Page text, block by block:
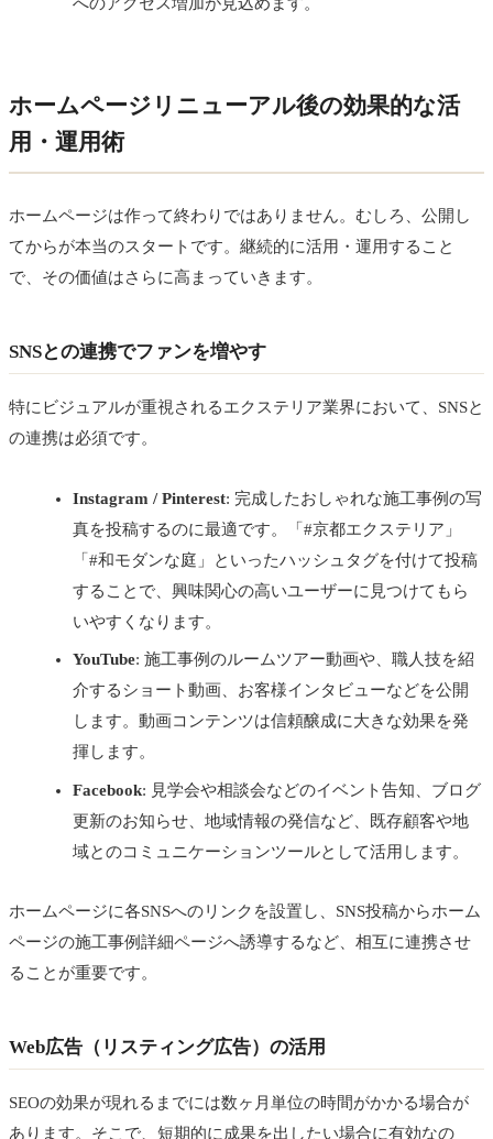
ホームページリニューアル後の効果的な活
用・運用術
ホームページは作って終わりではありません。むしろ、公開し
てからが本当のスタートです。継続的に活用・運用すること
で、その価値はさらに高まっていきます。
SNSとの連携でファンを増やす
特にビジュアルが重視されるエクステリア業界において、SNSと
の連携は必須です。
Instagram / Pinterest: 完成したおしゃれな施工事例の写
真を投稿するのに最適です。「#京都エクステリア」
「#和モダンな庭」といったハッシュタグを付けて投稿
することで、興味関心の高いユーザーに見つけてもら
いやすくなります。
YouTube: 施工事例のルームツアー動画や、職人技を紹
介するショート動画、お客様インタビューなどを公開
します。動画コンテンツは信頼醸成に大きな効果を発
揮します。
Facebook: 見学会や相談会などのイベント告知、ブログ
更新のお知らせ、地域情報の発信など、既存顧客や地
域とのコミュニケーションツールとして活用します。
ホームページに各SNSへのリンクを設置し、SNS投稿からホーム
ページの施工事例詳細ページへ誘導するなど、相互に連携させ
ることが重要です。
Web広告（リスティング広告）の活用
SEOの効果が現れるまでには数ヶ月単位の時間がかかる場合が
あります。そこで、短期的に成果を出したい場合に有効なの